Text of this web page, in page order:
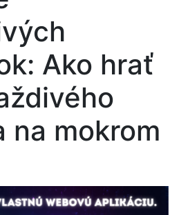
Ako hrať
na mokrom